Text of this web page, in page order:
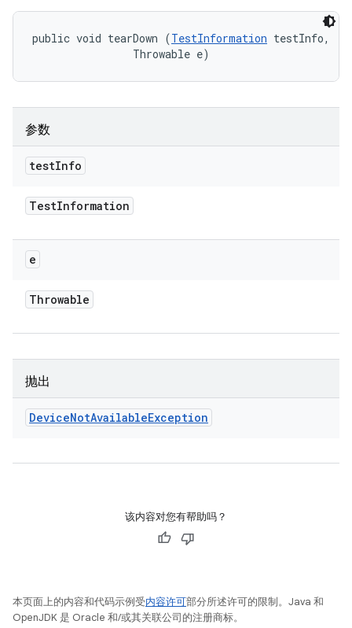
public void tearDown (TestInformation testInfo,
                Throwable e)
参数
testInfo
TestInformation
e
Throwable
抛出
DeviceNotAvailableException
该内容对您有帮助吗？
本页面上的内容和代码示例受内容许可部分所述许可的限制。Java 和
OpenJDK 是 Oracle 和/或其关联公司的注册商标。